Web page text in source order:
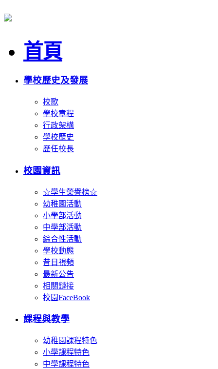
首頁
學校歷史及發展
校歌
學校章程
行政架構
學校歷史
歷任校長
校園資訊
☆學生榮譽榜☆
幼稚園活動
小學部活動
中學部活動
綜合性活動
學校動態
昔日視頻
最新公告
相關鏈接
校園FaceBook
課程與教學
幼稚園課程特色
小學課程特色
中學課程特色